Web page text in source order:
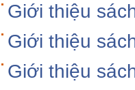
Giới thiệu
Giới thiệu
Giới thiệu